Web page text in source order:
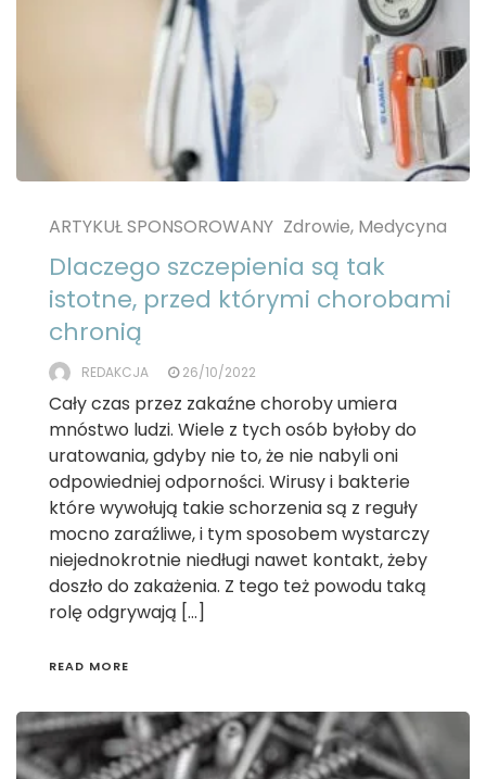
ARTYKUŁ SPONSOROWANY Zdrowie, Medycyna
Dlaczego szczepienia są tak
istotne, przed którymi chorobami
chronią
REDAKCJA 26/10/2022
Cały czas przez zakaźne choroby umiera
mnóstwo ludzi. Wiele z tych osób byłoby do
uratowania, gdyby nie to, że nie nabyli oni
odpowiedniej odporności. Wirusy i bakterie
które wywołują takie schorzenia są z reguły
mocno zaraźliwe, i tym sposobem wystarczy
niejednokrotnie niedługi nawet kontakt, żeby
doszło do zakażenia. Z tego też powodu taką
rolę odgrywają […]
READ MORE